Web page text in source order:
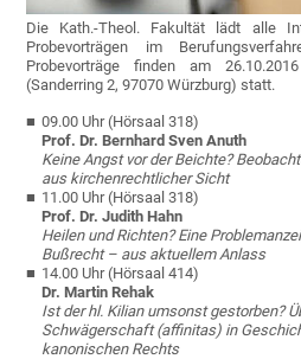
Die Kath.-Theol. Fakultät lädt alle
Probevorträgen im
Probevorträge finden am
(Sanderring 2, 97070 Würzburg) statt.
09.00 Uhr (Hörsaal 318)
Prof. Dr. Bernhard Sven Anuth
Keine Angst vor der Beichte?
aus kirchenrechtlicher Sicht
11.00 Uhr (Hörsaal 318)
Prof. Dr. Judith Hahn
Heilen und Richten? Eine
Bußrecht – aus aktuellem Anlass
14.00 Uhr (Hörsaal 414)
Dr. Martin Rehak
Ist der hl. Kilian umsonst gestorben?
Schwägerschaft (affinitas) in
kanonischen Rechts